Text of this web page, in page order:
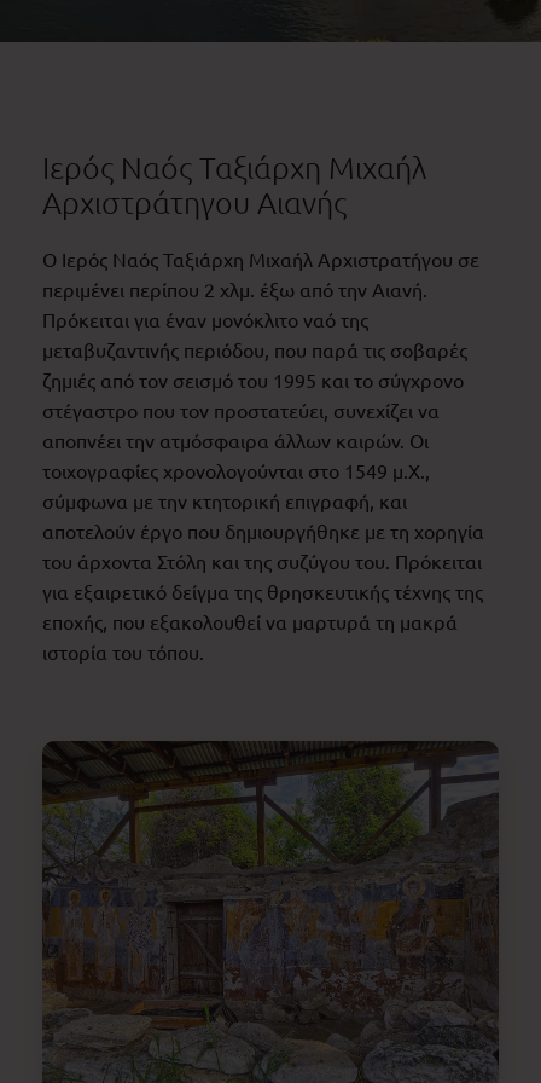
Ιερός Ναός Ταξιάρχη Μιχαήλ
Αρχιστράτηγου Αιανής
Ο Ιερός Ναός Ταξιάρχη Μιχαήλ Αρχιστρατήγου σε
περιμένει περίπου 2 χλμ. έξω από την Αιανή.
Πρόκειται για έναν μονόκλιτο ναό της
μεταβυζαντινής περιόδου, που παρά τις σοβαρές
ζημιές από τον σεισμό του 1995 και το σύγχρονο
στέγαστρο που τον προστατεύει, συνεχίζει να
αποπνέει την ατμόσφαιρα άλλων καιρών. Οι
τοιχογραφίες χρονολογούνται στο 1549 μ.Χ.,
σύμφωνα με την κτητορική επιγραφή, και
αποτελούν έργο που δημιουργήθηκε με τη χορηγία
του άρχοντα Στόλη και της συζύγου του. Πρόκειται
για εξαιρετικό δείγμα της θρησκευτικής τέχνης της
εποχής, που εξακολουθεί να μαρτυρά τη μακρά
ιστορία του τόπου.